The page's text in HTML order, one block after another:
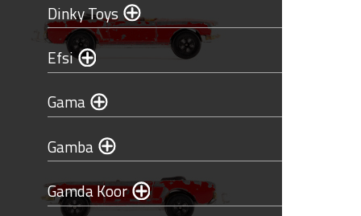
Dinky Toys
Efsi
Gama
Gamba
Gamda Koor